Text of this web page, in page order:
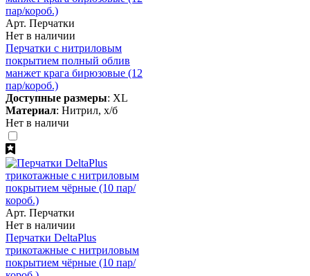
Арт. Перчатки
Нет в наличии
Перчатки с нитриловым
покрытием полный облив
манжет крага бирюзовые (12
пар/короб.)
Доступные размеры: XL
Материал: Нитрил, х/б
Нет в наличи
Арт. Перчатки
Нет в наличии
Перчатки DeltaPlus
трикотажные с нитриловым
покрытием чёрные (10 пар/